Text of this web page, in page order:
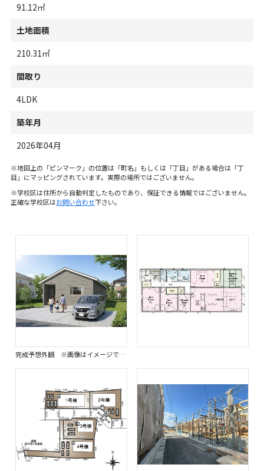
91.12㎡
土地面積
210.31㎡
間取り
4LDK
築年月
2026年04月
※地図上の「ピンマーク」の位置は「町名」もしくは「丁目」がある場合は「丁
目」にマッピングされています。実際の場所ではございません。
※学校区は住所から自動判定したものであり、保証できる情報ではございません。
正確な学校区はお問い合わせ下さい。
完成予想外観 ※画像はイメージです。